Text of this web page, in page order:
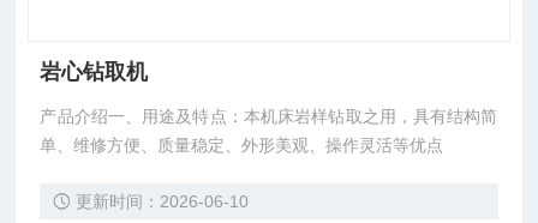
岩心钻取机
产品介绍一、用途及特点：本机床岩样钻取之用，具有结构简
单、维修方便、质量稳定、外形美观、操作灵活等优点
更新时间：2026-06-10